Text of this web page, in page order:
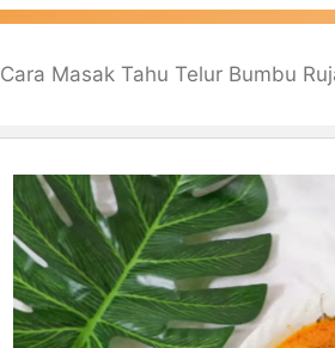
Cara Masak Tahu Telur Bumbu